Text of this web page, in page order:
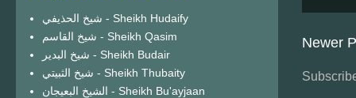
Newer
شيخ الحذيفي - Sheikh Hudaify
شيخ القاسم - Sheikh Qasim
شيخ البدير - Sheikh Budair
شيخ الثبيتي - Sheikh Thubaity
الشيخ البعيجان - Sheikh Bu'ayjaan